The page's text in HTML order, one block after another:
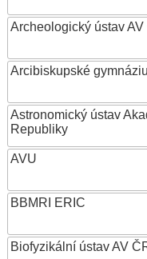
Archeologický ústav AV
Arcibiskupské
Astronomický ústav
Republiky
AVU
BBMRI ERIC
Biofyzikální ústav AV